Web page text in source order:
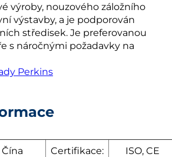
výroby, nouzového záložního
výstavby, a je podporován
středisek. Je preferovanou
s náročnými požadavky na
Perkins
Čína Certifikace: ISO, CE